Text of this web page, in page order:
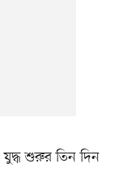
যুদ্ধ শুরুর তিন দিন